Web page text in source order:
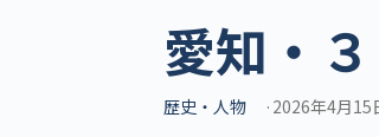
愛知・
歴史・人物 2026年4月15